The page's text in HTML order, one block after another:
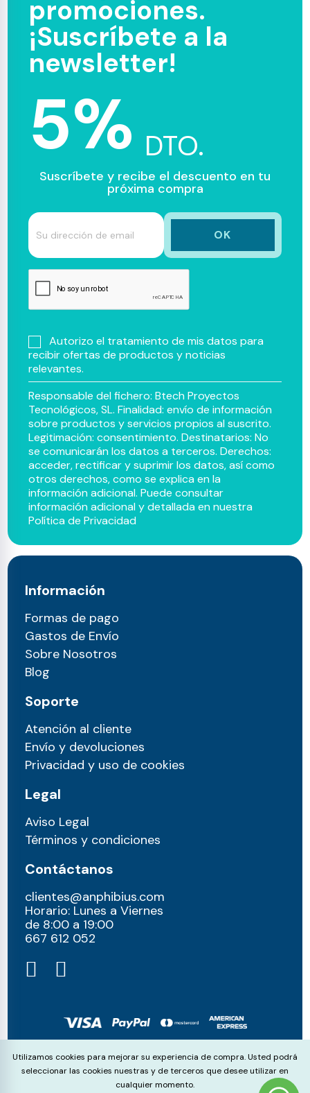
promociones.
¡Suscríbete a la
newsletter!
5% DTO.
Suscríbete y recibe el descuento en tu
próxima compra
Autorizo el tratamiento de mis datos para
recibir ofertas de productos y noticias
relevantes.
Responsable del fichero: Btech Proyectos
Tecnológicos, SL. Finalidad: envío de información
sobre productos y servicios propios al suscrito.
Legitimación: consentimiento. Destinatarios: No
se comunicarán los datos a terceros. Derechos:
acceder, rectificar y suprimir los datos, así como
otros derechos, como se explica en la
información adicional. Puede consultar
información adicional y detallada en nuestra
Política de Privacidad
Información
Formas de pago
Gastos de Envío
Sobre Nosotros
Blog
Soporte
Atención al cliente
Envío y devoluciones
Privacidad y uso de cookies
Legal
Aviso Legal
Términos y condiciones
Contáctanos
clientes@anphibius.com
Horario: Lunes a Viernes
de 8:00 a 19:00
667 612 052​
© anphibius, 2026
Pago 100% seguros con:
Cookie Consent
Utilizamos cookies para mejorar su experiencia de compra. Usted podrá
seleccionar las cookies nuestras y de terceros que desee utilizar en
cualquier momento.